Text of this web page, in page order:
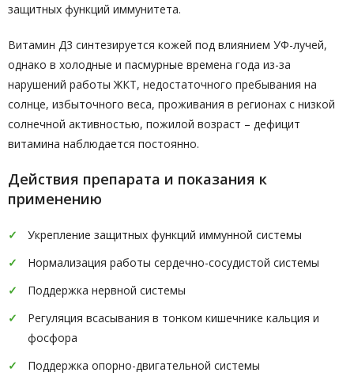
защитных функций иммунитета.
Витамин Д3 синтезируется кожей под влиянием УФ-лучей,
однако в холодные и пасмурные времена года из-за
нарушений работы ЖКТ, недостаточного пребывания на
солнце, избыточного веса, проживания в регионах с низкой
солнечной активностью, пожилой возраст – дефицит
витамина наблюдается постоянно.
Действия препарата и показания к
применению
Укрепление защитных функций иммунной системы
Нормализация работы сердечно-сосудистой системы
Поддержка нервной системы
Регуляция всасывания в тонком кишечнике кальция и
фосфора
Поддержка опорно-двигательной системы